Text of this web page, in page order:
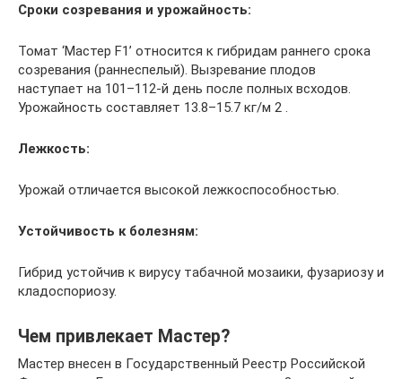
Сроки созревания и урожайность:
Томат ‘Мастер F1’ относится к гибридам раннего срока
созревания (раннеспелый). Вызревание плодов
наступает на 101–112-й день после полных всходов.
Урожайность составляет 13.8–15.7 кг/м 2 .
Лежкость:
Урожай отличается высокой лежкоспособностью.
Устойчивость к болезням:
Гибрид устойчив к вирусу табачной мозаики, фузариозу и
кладоспориозу.
Чем привлекает Мастер?
Мастер внесен в Государственный Реестр Российской